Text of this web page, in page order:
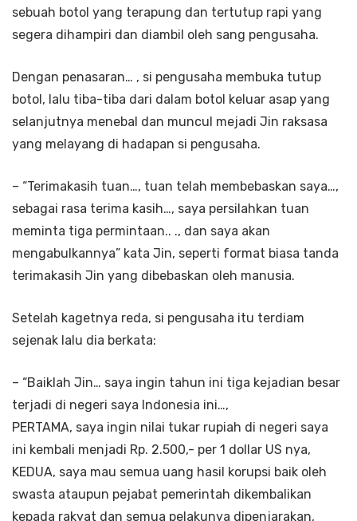
sebuah botol yang terapung dan tertutup rapi yang
segera dihampiri dan diambil oleh sang pengusaha.
Dengan penasaran… , si pengusaha membuka tutup
botol, lalu tiba-tiba dari dalam botol keluar asap yang
selanjutnya menebal dan muncul mejadi Jin raksasa
yang melayang di hadapan si pengusaha.
– “Terimakasih tuan…, tuan telah membebaskan saya…,
sebagai rasa terima kasih…, saya persilahkan tuan
meminta tiga permintaan.. ., dan saya akan
mengabulkannya” kata Jin, seperti format biasa tanda
terimakasih Jin yang dibebaskan oleh manusia.
Setelah kagetnya reda, si pengusaha itu terdiam
sejenak lalu dia berkata:
– “Baiklah Jin… saya ingin tahun ini tiga kejadian besar
terjadi di negeri saya Indonesia ini…,
PERTAMA, saya ingin nilai tukar rupiah di negeri saya
ini kembali menjadi Rp. 2.500,- per 1 dollar US nya,
KEDUA, saya mau semua uang hasil korupsi baik oleh
swasta ataupun pejabat pemerintah dikembalikan
kepada rakyat dan semua pelakunya dipenjarakan,